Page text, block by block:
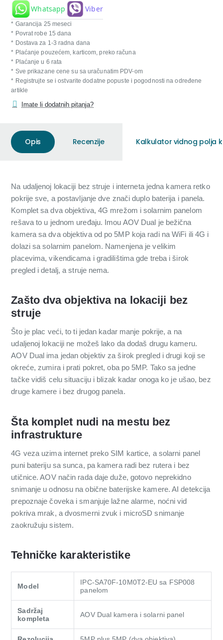
Whatsapp Viber
* Garancija 25 meseci
* Povrat robe 15 dana
* Dostava za 1-3 radna dana
* Plaćanje pouzećem, karticom, preko računa
* Plaćanje u 6 rata
* Sve prikazane cene su sa uračunatim PDV-om
* Registrujte se i ostvarite dodatne popuste i pogodnosti na određene
artikle
Imate li dodatnih pitanja?
Opis Recenzije Kalkulator vidnog polja
Na udaljenoj lokaciji bez struje i interneta jedna kamera retko
pokrije sve, a postavljanje dve znači duplo baterija i panela.
Komplet sa dva objektiva, 4G mrežom i solarnim panelom
rešava to u jednom uređaju. Imou AOV Dual je bežična
kamera sa dva objektiva od po 5MP koja radi na WiFi ili 4G i
dolazi sa solarnim panelom. Namenjena je velikim
placevima, vikendicama i gradilištima gde treba i širok
pregled i detalj, a struje nema.
Zašto dva objektiva na lokaciji bez
struje
Što je plac veći, to ti jedan kadar manje pokrije, a na
udaljenoj lokaciji ne možeš lako da dodaš drugu kameru.
AOV Dual ima jedan objektiv za širok pregled i drugi koji se
okreće, zumira i prati pokret, oba po 5MP. Tako sa jedne
tačke vidiš celu situaciju i blizak kadar onoga ko je ušao, bez
druge kamere i bez drugog panela.
Šta komplet nudi na mestu bez
infrastrukture
4G veza uzima internet preko SIM kartice, a solarni panel
puni bateriju sa sunca, pa kamera radi bez rutera i bez
utičnice. AOV način rada daje duže, gotovo neprekidno
snimanje u odnosu na obične baterijske kamere. AI detekcija
prepoznaje čoveka i smanjuje lažne alarme, noćni vid
pokriva mrak, a dvosmerni zvuk i microSD snimanje
zaokružuju sistem.
Tehničke karakteristike
Model
IPC-SA70F-10M0T2-EU sa FSP008
panelom
Sadržaj
kompleta
AOV Dual kamera i solarni panel